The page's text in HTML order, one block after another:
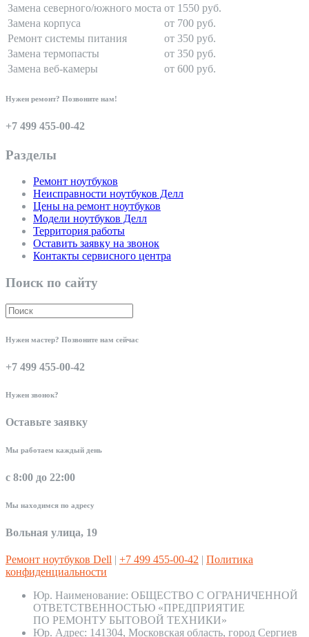
Замена северного/южного моста от 1550 руб.
Замена корпуса
от 700 руб.
Ремонт системы питания
от 350 руб.
Замена термопасты
от 350 руб.
Замена веб-камеры
от 600 руб.
Нужен ремонт? Позвоните нам!
+7 499 455-00-42
Разделы
Ремонт ноутбуков
Неисправности ноутбуков Делл
Цены на ремонт ноутбуков
Модели ноутбуков Делл
Территория работы
Оставить заявку на звонок
Контакты сервисного центра
Поиск по сайту
Нужен мастер? Позвоните нам сейчас
+7 499 455-00-42
Нужен звонок?
Оставьте заявку
Мы работаем каждый день
с 8:00 до 22:00
Мы находимся по адресу
Вольная улица, 19
Ремонт ноутбуков Dell | +7 499 455-00-42 | Политика
конфиденциальности
Юр. Наименование: ОБЩЕСТВО С ОГРАНИЧЕННОЙ
ОТВЕТСТВЕННОСТЬЮ «ПРЕДПРИЯТИЕ
ПО РЕМОНТУ БЫТОВОЙ ТЕХНИКИ»
Юр. Адрес: 141304, Московская область, город Сергиев